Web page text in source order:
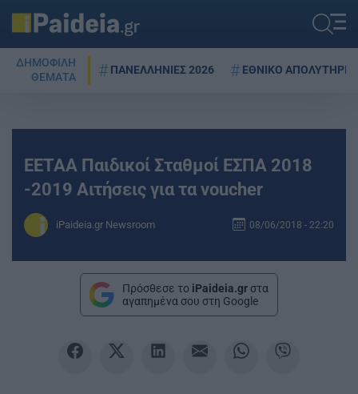
ΔΗΜΟΦΙΛΗ
ΘΕΜΑΤΑ
ΠΑΝΕΛΛΗΝΙΕΣ 2026 ΕΘΝΙΚΟ ΑΠΟΛΥΤΗΡΙΟ
ΕΕΤΑΑ Παιδικοί Σταθμοί ΕΣΠΑ 2018
-2019 Αιτήσεις για τα voucher
iPaideia.gr Newsroom 08/06/2018 - 22:20
Πρόσθεσε το iPaideia.gr στα
αγαπημένα σου στη Google